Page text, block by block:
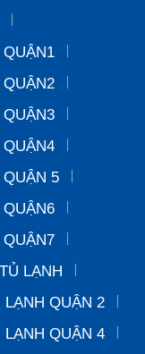
5
LẠNH
LẠNH QUẬN 2
LẠNH QUẬN 4